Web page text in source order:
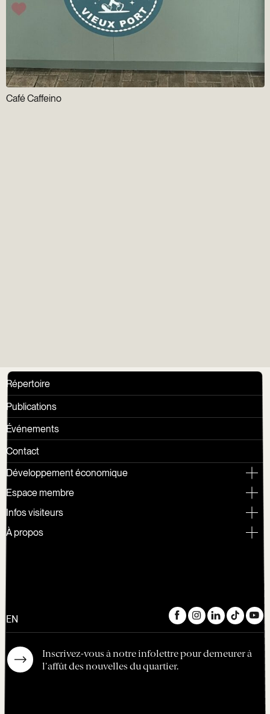
Café Caffeino
Répertoire
Publications
Événements
Contact
Développement économique
Espace membre
Infos visiteurs
À propos
Inscrivez-vous à notre infolettre pour demeurer à
l'affût des nouvelles du quartier.
EN